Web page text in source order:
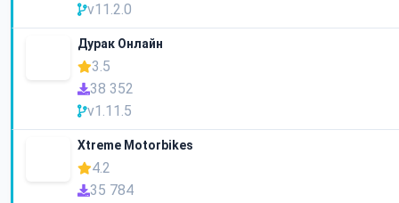
v11.2.0
Дурак Онлайн
3.5
38 352
v1.11.5
Xtreme Motorbikes
4.2
35 784